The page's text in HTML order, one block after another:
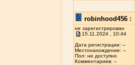
robinhood456 :
не зарегистрирован
15.11.2024 , 10:44
Дата регистрации: --
Местонахождение: --
Пол: не доступно
Комментариев: --